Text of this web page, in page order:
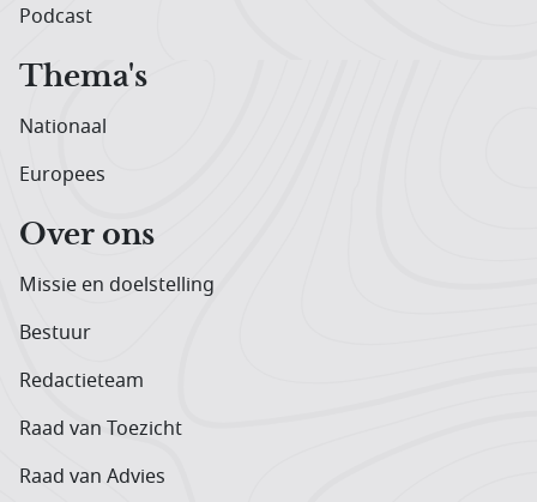
Podcast
Thema's
Nationaal
Europees
Over ons
Missie en doelstelling
Bestuur
Redactieteam
Raad van Toezicht
Raad van Advies